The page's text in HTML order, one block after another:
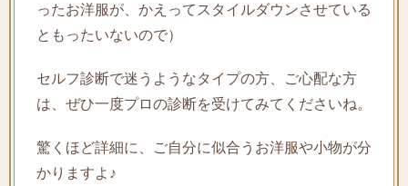
ったお洋服が、かえってスタイルダウンさせている
ともったいないので）
セルフ診断で迷うようなタイプの方、ご心配な方
は、ぜひ一度プロの診断を受けてみてくださいね。
驚くほど詳細に、ご自分に似合うお洋服や小物が分
かりますよ♪